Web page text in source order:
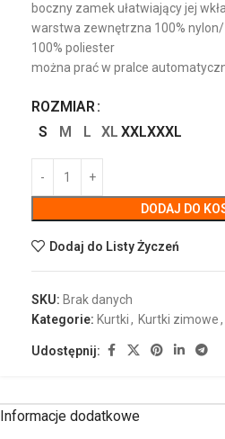
boczny zamek ułatwiający jej
warstwa zewnętrzna 100%
100% poliester
można prać w pralce
ROZMIAR
S
M L XL XXLXXXL
DODAJ DO
Dodaj do Listy Życzeń
SKU: Brak danych
Kategorie: Kurtki, Kurtki zimowe,
Udostępnij:
Informacje dodatkowe